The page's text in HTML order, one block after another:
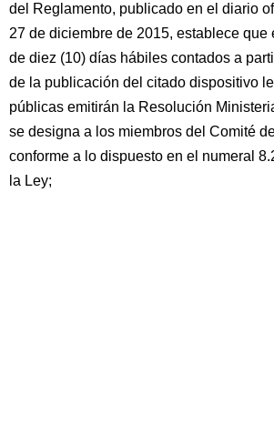
del Reglamento, publicado en el diario
27 de diciembre de 2015, establece que
de diez (10) días hábiles contados a
de la publicación del citado dispositivo
públicas emitirán la Resolución
se designa a los miembros del Comité
conforme a lo dispuesto en el numeral
la Ley;